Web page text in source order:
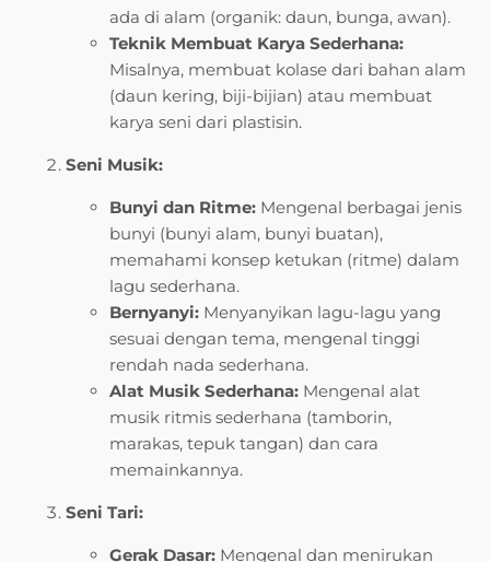
ada di alam (organik: daun, bunga, awan).
Teknik Membuat Karya Sederhana:
Misalnya, membuat kolase dari bahan alam
(daun kering, biji-bijian) atau membuat
karya seni dari plastisin.
Seni Musik:
Bunyi dan Ritme: Mengenal berbagai jenis
bunyi (bunyi alam, bunyi buatan),
memahami konsep ketukan (ritme) dalam
lagu sederhana.
Bernyanyi: Menyanyikan lagu-lagu yang
sesuai dengan tema, mengenal tinggi
rendah nada sederhana.
Alat Musik Sederhana: Mengenal alat
musik ritmis sederhana (tamborin,
marakas, tepuk tangan) dan cara
memainkannya.
Seni Tari:
Gerak Dasar: Mengenal dan menirukan